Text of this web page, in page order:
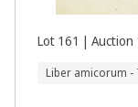
Lot 161 | Auction
Liber amicorum -